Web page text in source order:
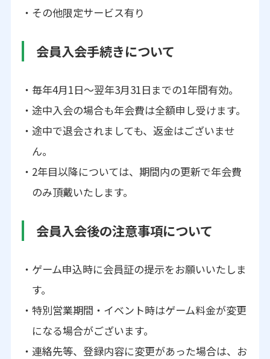
その他限定サービス有り
会員入会手続きについて
毎年4月1日～翌年3月31日までの1年間有効。
途中入会の場合も年会費は全額申し受けます。
途中で退会されましても、返金はございませ
ん。
2年目以降については、期間内の更新で年会費
のみ頂戴いたします。
会員入会後の注意事項について
ゲーム申込時に会員証の提示をお願いいたしま
す。
特別営業期間・イベント時はゲーム料金が変更
になる場合がございます。
連絡先等、登録内容に変更があった場合は、お